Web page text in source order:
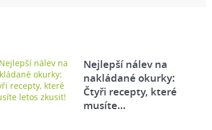
Nejlepší nálev na
nakládané okurky:
Čtyři recepty, které
musíte…